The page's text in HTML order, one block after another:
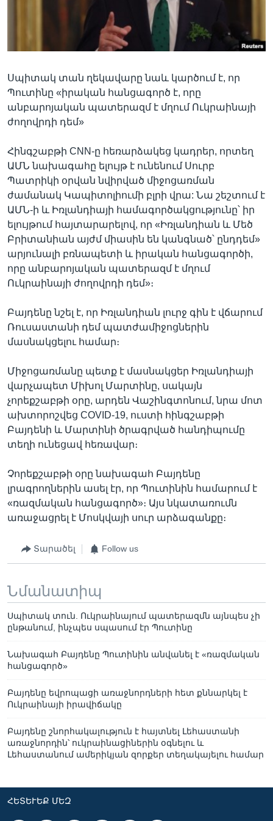
Սպիտակ տան ղեկավարը նաև կարծում է, որ
Պուտինը «իրական հանցագործ է, որը
անբարոյական պատերազմ է մղում Ուկրաինայի
ժողովրդի դեմ»
Հինգշաբթի CNN-ը հեռարձակեց կադրեր, որտեղ
ԱՄՆ նախագահը ելույթ է ունենում Սուրբ
Պատրիկի օրվան նվիրված միջոցառման
ժամանակ Կապիտոլիումի բլրի վրա: Նա շեշտում է
ԱՄՆ-ի և Իռլանդիայի համագործակցությունը՝ իր
ելույթում հայտարարելով, որ «Իռլանդիան և Մեծ
Բրիտանիան այժմ միասին են կանգնած՝ ընդդեմ»
արյունալի բռնապետի և իրական հանցագործի,
որը անբարոյական պատերազմ է մղում
Ուկրաինայի ժողովրդի դեմ»։
Բայդենը նշել է, որ Իռլանդիան լուրջ գին է վճարում
Ռուսաստանի դեմ պատժամիջոցներին
մասնակցելու համար։
Միջոցառմանը պետք է մասնակցեր Իռլանդիայի
վարչապետ Միխոլ Մարտինը, սակայն
չորեքշաբթի օրը, արդեն Վաշինգտոնում, նրա մոտ
ախտորոշվեց COVID-19, ուստի հինգշաբթի
Բայդենի և Մարտինի ծրագրված հանդիպումը
տեղի ունեցավ հեռավար։
Չորեքշաբթի օրը նախագահ Բայդենը
լրագրողներին ասել էր, որ Պուտինին համարում է
«ռազմական հանցագործ»։ Այս նկատառումն
առաջացրել է Մոսկվայի սուր արձագանքը։
Տարածել Follow us
Նմանատիպ
Սպիտակ տուն. Ուկրաինայում պատերազմն այնպես չի
ընթանում, ինչպես սպասում էր Պուտինը
Նախագահ Բայդենը Պուտինին անվանել է «ռազմական
հանցագործ»
Բայդենը եվրոպացի առաջնորդների հետ քննարկել է
Ուկրաինայի իրավիճակը
Բայդենը շնորհակալություն է հայտնել Լեհաստանի
առաջնորդին՝ ուկրաինացիներին օգնելու և
Լեհաստանում ամերիկյան զորքեր տեղակայելու համար
ՀԵՏԵՒԵՔ ՄԵԶ